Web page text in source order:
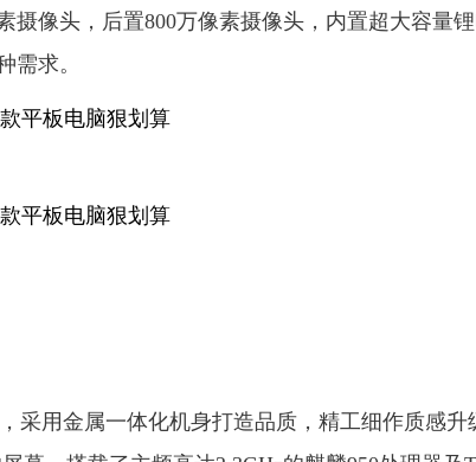
摄像头，后置800万像素摄像头，内置超大容量
需求。
采用金属一体化机身打造品质，精工细作质感升